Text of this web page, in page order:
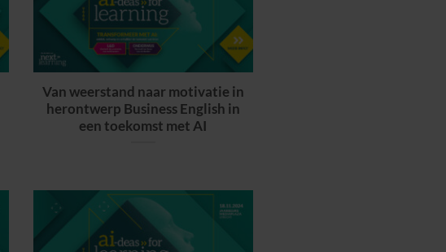
Van weerstand naar motivatie in
herontwerp Business English in
een toekomst met AI